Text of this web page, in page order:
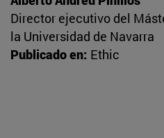
Director ejecutivo del
la Universidad de Navarra
Publicado en: Ethic